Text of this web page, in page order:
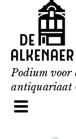
content
Podium voor
antiquariaat